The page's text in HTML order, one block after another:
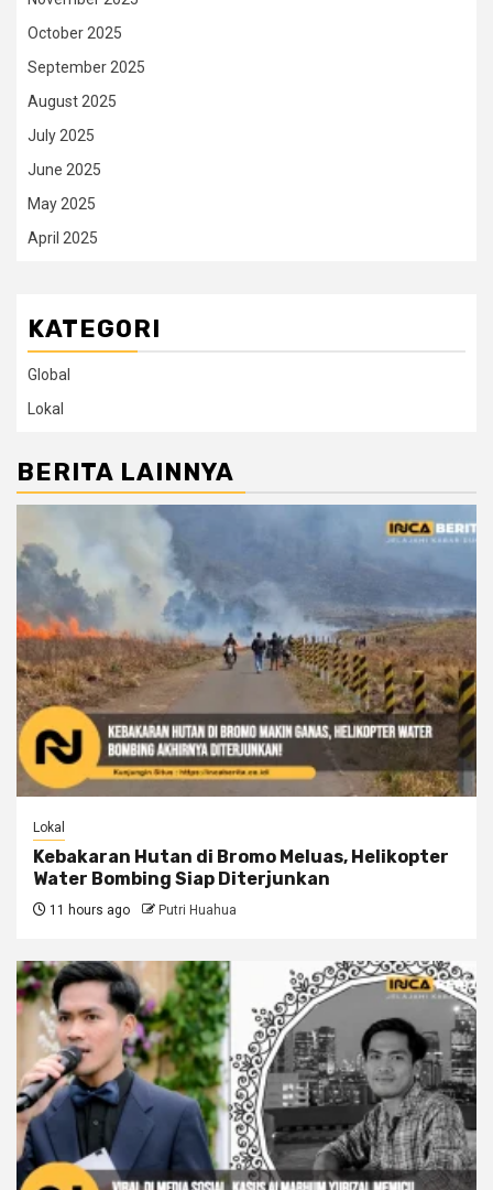
October 2025
September 2025
August 2025
July 2025
June 2025
May 2025
April 2025
KATEGORI
Global
Lokal
BERITA LAINNYA
Lokal
Kebakaran Hutan di Bromo Meluas, Helikopter
Water Bombing Siap Diterjunkan
11 hours ago Putri Huahua